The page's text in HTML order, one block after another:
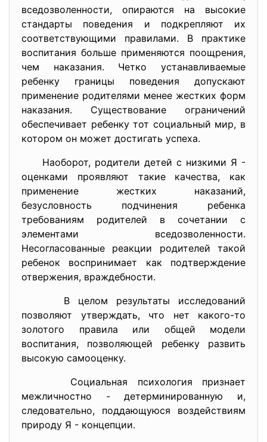
вседозволенности, опираются на высокие
стандарты поведения и подкрепляют их
соответствующими правилами. В практике
воспитания больше применяются поощрения,
чем наказания. Четко устанавливаемые
ребенку границы поведения допускают
применение родителями менее жестких форм
наказания. Существование ограничений
обеспечивает ребенку тот социальный мир, в
котором он может достигать успеха.
Наоборот, родители детей с низкими Я -
оценками проявляют такие качества, как
применение жестких наказаний,
безусловность подчинения ребенка
требованиям родителей в сочетании с
элементами вседозволенности.
Несогласованные реакции родителей такой
ребенок воспринимает как подтверждение
отвержения, враждебности.
В целом результаты исследований
позволяют утверждать, что нет какого-то
золотого правила или общей модели
воспитания, позволяющей ребенку развить
высокую самооценку.
Социальная психология признает
межличностно - детерминированную и,
следовательно, поддающуюся воздействиям
природу Я - концепции.